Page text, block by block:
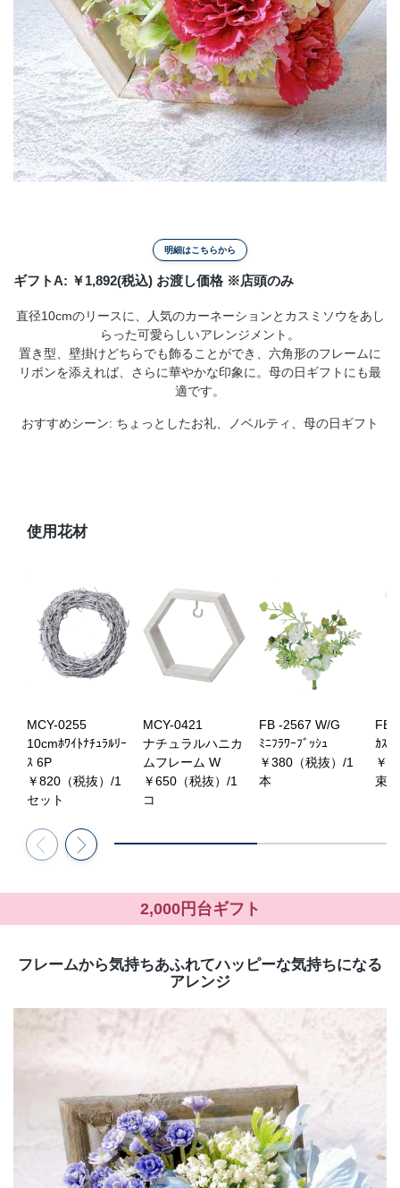
明細はこちらから
ギフトA: ￥1,892(税込) お渡し価格 ※店頭のみ
直径10cmのリースに、人気のカーネーションとカスミソウをあし
らった可愛らしいアレンジメント。
置き型、壁掛けどちらでも飾ることができ、六角形のフレームに
リボンを添えれば、さらに華やかな印象に。母の日ギフトにも最
適です。
おすすめシーン: ちょっとしたお礼、ノベルティ、母の日ギフト
使用花材
MCY-0255
10cmﾎﾜｲﾄﾅﾁｭﾗﾙﾘｰ
ｽ 6P
￥820（税抜）/1
セット
MCY-0421
ナチュラルハニカ
ムフレーム W
￥650（税抜）/1
コ
FB -2567 W/G
ﾐﾆﾌﾗﾜｰﾌﾞｯｼｭ
￥380（税抜）/1
本
FB
ｶｽﾐ
￥
束
2,000円台ギフト
フレームから気持ちあふれてハッピーな気持ちになる
アレンジ